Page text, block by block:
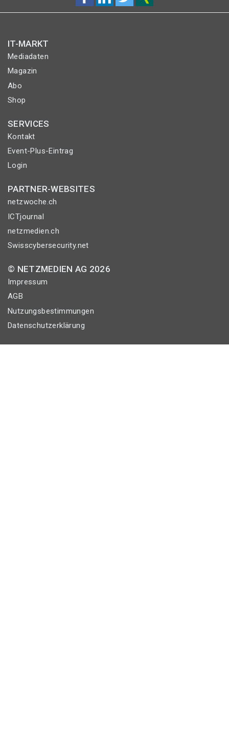
IT-MARKT
Mediadaten
Magazin
Abo
Shop
SERVICES
Kontakt
Event-Plus-Eintrag
Login
PARTNER-WEBSITES
netzwoche.ch
ICTjournal
netzmedien.ch
Swisscybersecurity.net
© NETZMEDIEN AG 2026
Impressum
AGB
Nutzungsbestimmungen
Datenschutzerklärung